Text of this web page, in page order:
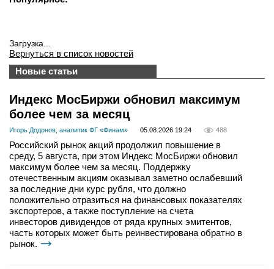
Загрузка...
Вернуться в список новостей
Новые статьи
Индекс МосБиржи обновил максимум
более чем за месяц
Игорь Додонов, аналитик ФГ «Финам» 05.08.2026 19:24 488
Российский рынок акций продолжил повышение в
среду, 5 августа, при этом Индекс МосБиржи обновил
максимум более чем за месяц. Поддержку
отечественным акциям оказывал заметно ослабевший
за последние дни курс рубля, что должно
положительно отразиться на финансовых показателях
экспортеров, а также поступление на счета
инвесторов дивидендов от ряда крупных эмитентов,
часть которых может быть реинвестирована обратно в
рынок.